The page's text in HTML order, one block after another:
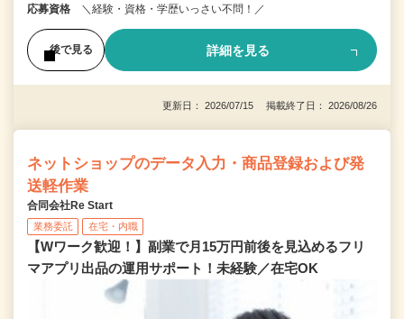
応募資格 ＼経験・資格・学歴いっさい不問！／
後で見る 詳細を見る
更新日： 2026/07/15 掲載終了日： 2026/08/26
ネットショップのデータ入力・商品登録および発
送軽作業
合同会社Re Start
業務委託 在宅・内職
【Wワーク歓迎！】副業で月15万円前後を見込めるフリ
マアプリ出品の運用サポート！未経験／在宅OK